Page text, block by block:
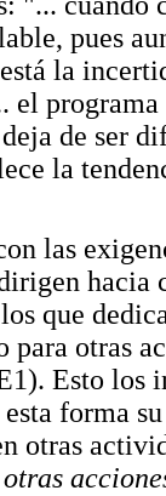
pues
la
de ser
la
las
hacia
que
otras
Esto los
forma
otras